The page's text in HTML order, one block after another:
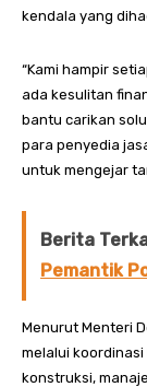
kendala yang
“Kami hampir
ada kesulitan
bantu carikan
para penyedia
untuk mengejar
Berita
Pemantik
Menurut Menteri
melalui
konstruksi,